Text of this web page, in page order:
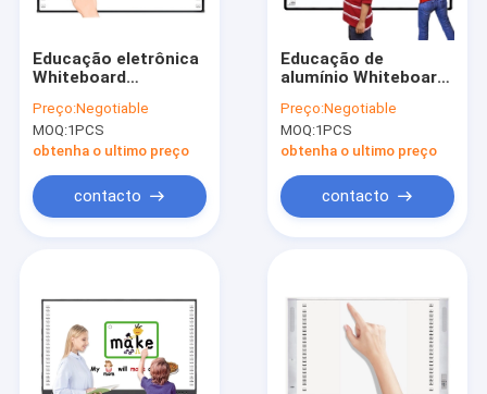
Educação eletrônica
Whiteboard
infravermelho de 84
polegadas para a
sala de aula
Preço:Negotiable
MOQ:1PCS
obtenha o ultimo preço
contacto
Educação de
alumínio Whiteboard
polegadas
Whiteboard
eletrônico para o
Preço:Negotiable
MOQ:1PCS
obtenha o ultimo preço
contacto